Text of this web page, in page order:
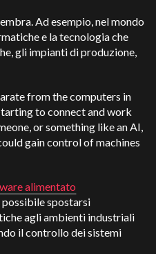
Ad esempio, nel mondo
e la tecnologia che
gli impianti di produzione,
from the computers in
to connect and work
or something like an AI,
gain control of machines
alimentato
possibile spostarsi
agli ambienti industriali
il controllo dei sistemi